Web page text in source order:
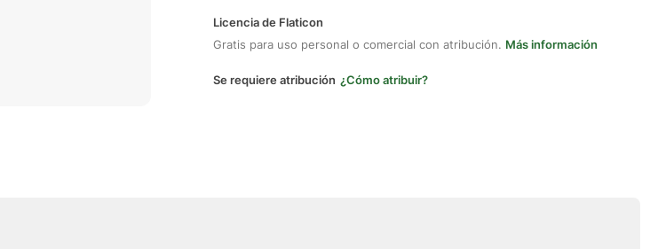
Licencia de Flaticon
Gratis para uso personal o comercial con atribución. Más información
Se requiere atribución ¿Cómo atribuir?